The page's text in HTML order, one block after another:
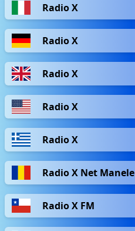
Radio X
Radio X
Radio X
Radio X
Radio X
Radio X Net Manele
Radio X FM